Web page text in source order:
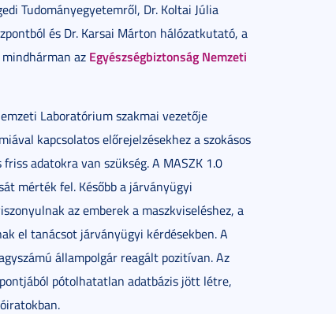
Tudományegyetemről, Dr. Koltai Júlia
és Dr. Karsai Márton hálózatkutató, a
az Egyészségbiztonság Nemzeti
Laboratórium szakmai vezetője
kapcsolatos előrejelzésekhez a szokásos
adatokra van szükség. A MASZK 1.0
mérték fel. Később a járványügyi
az emberek a maszkviseléshez, a
el tanácsot járványügyi kérdésekben. A
állampolgár reagált pozitívan. Az
pótolhatatlan adatbázis jött létre,